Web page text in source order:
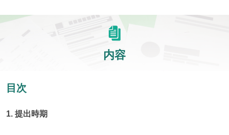
内容
目次
1. 提出時期